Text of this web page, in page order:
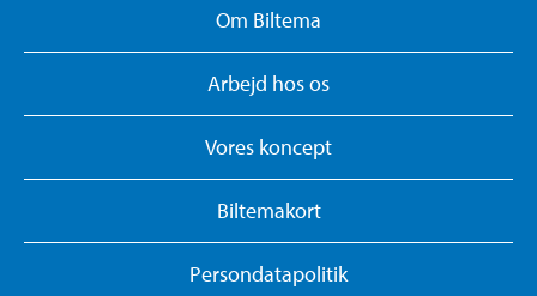
Om Biltema
Arbejd hos os
Vores koncept
Biltemakort
Persondatapolitik